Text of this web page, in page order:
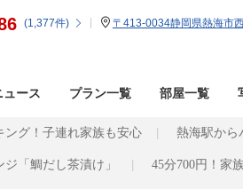
(1,377件) 〒413-0034静岡県熱海市
ュース プラン一覧 部屋一覧
ング！子連れ家族も安心 熱海駅から
「鯛だし茶漬け」 45分700円！家